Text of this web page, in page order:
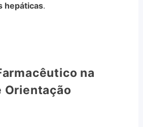
hepáticas.
na
Orientação